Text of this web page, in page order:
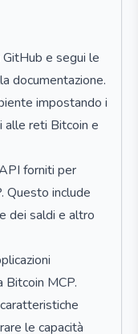
e segui le
documentazione.
impostando i
alle reti Bitcoin e
forniti per
Questo include
dei saldi e altro
Bitcoin MCP.
le capacità